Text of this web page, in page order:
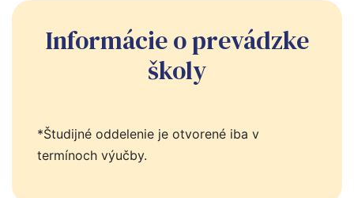
Informácie o prevádzke
školy
*Študijné oddelenie je otvorené iba v
termínoch výučby.